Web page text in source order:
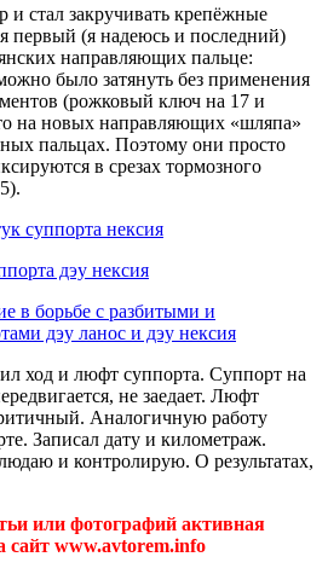
стал закручивать крепёжные
первый (я надеюсь и последний)
направляющих пальце:
было затянуть без применения
(рожковый ключ на 17 и
на новых направляющих «шляпа»
пальцах. Поэтому они просто
в срезах тормозного
ход и люфт суппорта. Суппорт на
не заедает. Люфт
Аналогичную работу
Записал дату и километраж.
и контролирую. О результатах,
или фотографий активная
сайт www.avtorem.info